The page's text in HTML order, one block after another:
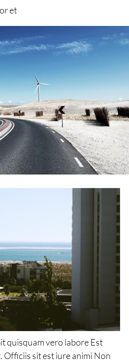
et
quisquam vero labore Est
Officiis sit est iure animi Non